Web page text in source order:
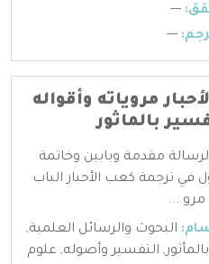
---
---
مروياته وأقواله
بالماثور
مقدمة وبابين وخاتمة
في ترجمة كعب الأحبار الباب
مرو ...
البحوث والرسائل العلمية,
, التفسير وأصوله, علوم